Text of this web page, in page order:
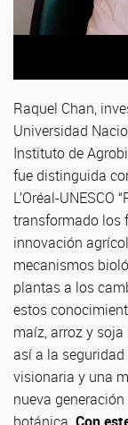
Raquel Chan,
Universidad
Instituto de
fue distinguida
L’Oréal-UNESCO
transformado los
innovación
mecanismos
plantas a los
estos
maíz, arroz y
así a la
visionaria y una
nueva